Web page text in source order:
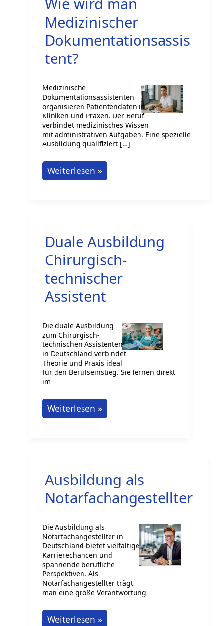
Medizinischer
Dokumentationsassis
tent?
Medizinische
Dokumentationsassistenten
organisieren Patientendaten in
Kliniken und Praxen. Der Beruf
verbindet medizinisches Wissen
mit administrativen Aufgaben. Eine spezielle
Ausbildung qualifiziert […]
Wie
wird
Weiterlesen »
Duale Ausbildung
Chirurgisch-
technischer
Assistent
Die duale Ausbildung
zum Chirurgisch-
technischen Assistenten
in Deutschland verbindet
Theorie und Praxis ideal
für den Berufseinstieg. Sie lernen direkt
im
Duale
Ausbildung
Weiterlesen »
Ausbildung als
Notarfachangestellter
Die Ausbildung als
Notarfachangestellter in
Deutschland bietet vielfältige
Karrierechancen und
spannende berufliche
Perspektiven. Als
Notarfachangestellter trägt
man eine große Verantwortung
Ausbildung
Weiterlesen »